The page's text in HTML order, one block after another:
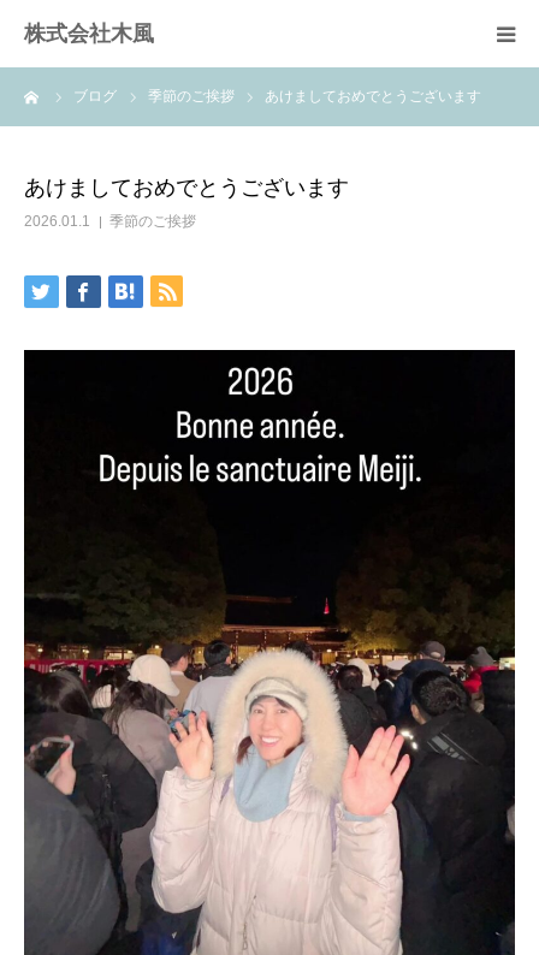
株式会社木風
ブログ 季節のご挨拶 あけましておめでとうございます
あけましておめでとうございます
2026.01.1 季節のご挨拶
業務案内
お問い合せ